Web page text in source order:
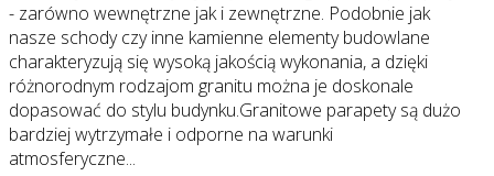
- zarówno wewnętrzne jak i zewnętrzne. Podobnie jak
nasze schody czy inne kamienne elementy budowlane
charakteryzują się wysoką jakością wykonania, a dzięki
różnorodnym rodzajom granitu można je doskonale
dopasować do stylu budynku.Granitowe parapety są dużo
bardziej wytrzymałe i odporne na warunki
atmosferyczne...